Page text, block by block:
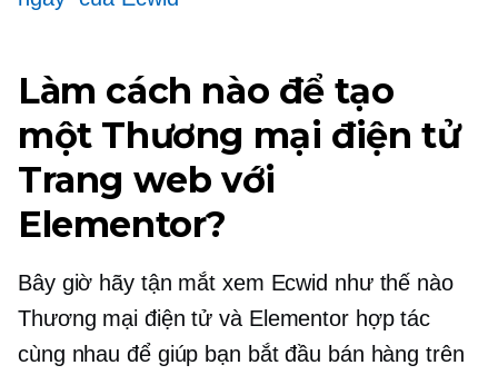
Làm cách nào để tạo
một Thương mại điện tử
Trang web với
Elementor?
Bây giờ hãy tận mắt xem Ecwid như thế nào
Thương mại điện tử và Elementor hợp tác
cùng nhau để giúp bạn bắt đầu bán hàng trên